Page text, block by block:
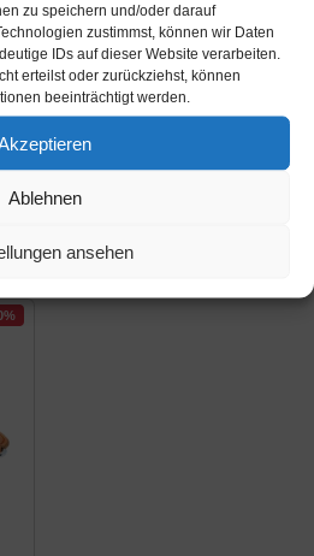
zu speichern und/oder darauf
zustimmst, können wir Daten
IDs auf dieser Website verarbeiten.
erteilst oder zurückziehst, können
beeinträchtigt werden.
Akzeptieren
Ablehnen
ansehen
Amazon.de
29,90€
Leisegrün Hundeleine
3m verstellbar für
große & mittelgroße
Hunde | Paracord
Umhängeleine | Nylon